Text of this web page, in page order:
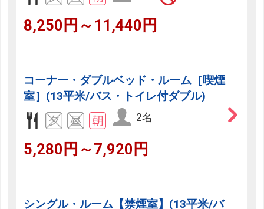
8,250円～11,440円
コーナー・ダブルベッド・ルーム［喫煙
室］(13平米/バス・トイレ付ダブル)
2名
5,280円～7,920円
シングル・ルーム【禁煙室】(13平米/バ